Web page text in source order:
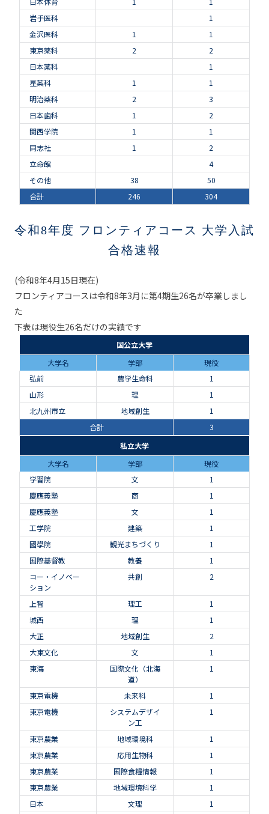
岩手医科
1
金沢医科
1
1
東京薬科
2
2
日本薬科
1
星薬科
1
1
明治薬科
2
3
日本歯科
1
2
関西学院
1
1
同志社
1
2
立命館
4
その他
38
50
合計
246 304
令和8年度 フロンティアコース 大学入試
合格速報
(令和8年4月15日現在)
フロンティアコースは令和8年3月に第4期生26名が卒業しまし
た
下表は現役生26名だけの実績です
国公立大学
大学名
学部
現役
弘前
農学生命科
1
山形
理
1
北九州市立
地域創生
1
合計
3
私立大学
大学名
学部
現役
学習院
文
1
慶應義塾
商
1
慶應義塾
文
1
工学院
建築
1
國學院
観光まちづくり
1
国際基督教
教養
1
コー・イノベー
ション
共創 2
上智 理工
1
城西
理
1
大正
地域創生
2
大東文化
文
1
東海
国際文化（北海
道）
1
東京電機 未来科
1
東京電機
システムデザイ
ン工
1
東京農業 地域環境科
1
東京農業
応用生物科
1
東京農業
国際食糧情報
1
東京農業
地域環境科学
1
日本
文理
1